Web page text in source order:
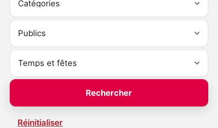
Réinitialiser